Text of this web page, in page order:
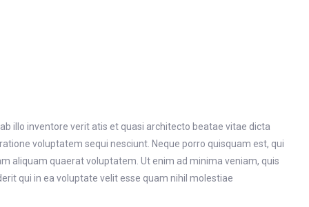
illo inventore verit atis et quasi architecto beatae vitae dicta
voluptatem sequi nesciunt. Neque porro quisquam est, qui
aliquam quaerat voluptatem. Ut enim ad minima veniam, quis
qui in ea voluptate velit esse quam nihil molestiae